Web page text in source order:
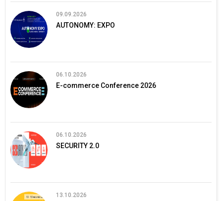
09.09.2026
AUTONOMY: EXPO
06.10.2026
E-commerce Conference 2026
06.10.2026
SECURITY 2.0
13.10.2026